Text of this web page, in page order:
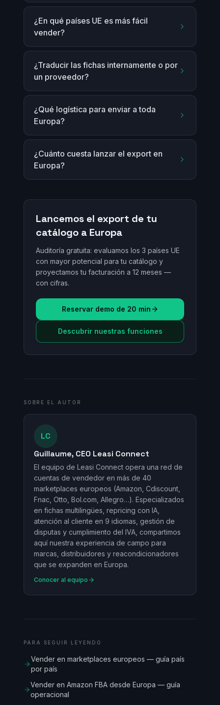
¿En qué países UE es más fácil
vender?
¿Traducir las fichas internamente o por
un proveedor?
¿Qué logística para enviar a toda
Europa?
¿Cuánto cuesta lanzar el export en
Europa?
Lancemos el export de tu
catálogo a Europa
Auditoría gratuita: evaluamos los 3 países UE
con mayor potencial para tu catálogo y
proyectamos tu facturación a 12 meses —
con cifras.
Reservar demo de 20 min
Descubrir nuestras funciones
SOBRE EL AUTOR
LC
Guillaume, CEO Leasi Connect
El equipo de Leasi Connect opera una red de
cuentas de vendedor en más de 40
marketplaces europeos (Amazon, Cdiscount,
Fnac, Otto, Bol.com, Allegro…). Especializados
en fichas multilingües, repricing con IA,
atención al cliente en 9 idiomas, gestión de
disputas y cumplimiento del IVA, compartimos
aquí nuestra experiencia de campo para
marcas, distribuidores y reacondicionadores
que se expanden en Europa.
Conocer al equipo
PARA SEGUIR LEYENDO
Vender en marketplaces europeos — guía país
por país
Vender en Amazon FBA desde Europa — guía
operacional